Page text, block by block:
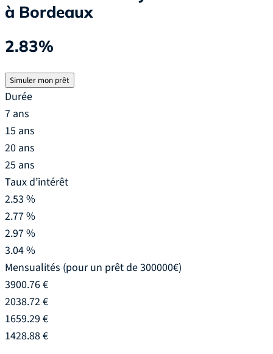
à Bordeaux
2.83%
Simuler mon prêt
Durée
7 ans
15 ans
20 ans
25 ans
Taux d’intérêt
2.53 %
2.77 %
2.97 %
3.04 %
Mensualités (pour un prêt de 300000€)
3900.76 €
2038.72 €
1659.29 €
1428.88 €